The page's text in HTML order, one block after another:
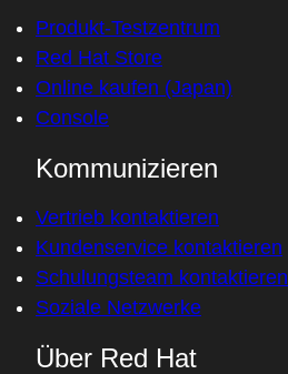
Produkt-Testzentrum
Red Hat Store
Online kaufen (Japan)
Console
Kommunizieren
Vertrieb kontaktieren
Kundenservice kontaktieren
Schulungsteam kontaktieren
Soziale Netzwerke
Über Red Hat